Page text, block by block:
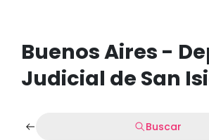
Buenos Aires -
Judicial de San
Buscar